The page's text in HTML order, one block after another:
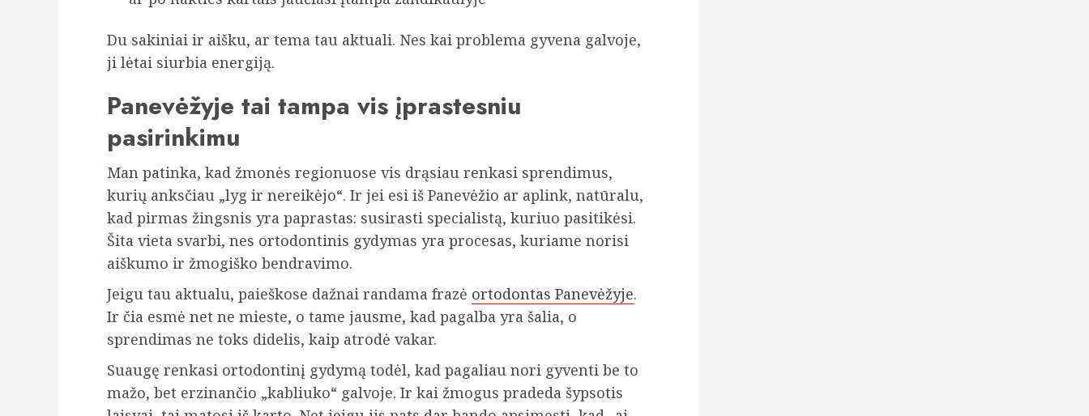
Du sakiniai ir aišku, ar tema tau aktuali. Nes kai problema gyvena galvoje,
ji lėtai siurbia energiją.
Panevėžyje tai tampa vis įprastesniu
pasirinkimu
Man patinka, kad žmonės regionuose vis drąsiau renkasi sprendimus,
kurių anksčiau „lyg ir nereikėjo“. Ir jei esi iš Panevėžio ar aplink, natūralu,
kad pirmas žingsnis yra paprastas: susirasti specialistą, kuriuo pasitikėsi.
Šita vieta svarbi, nes ortodontinis gydymas yra procesas, kuriame norisi
aiškumo ir žmogiško bendravimo.
Jeigu tau aktualu, paieškose dažnai randama frazė ortodontas Panevėžyje.
Ir čia esmė net ne mieste, o tame jausme, kad pagalba yra šalia, o
sprendimas ne toks didelis, kaip atrodė vakar.
Suaugę renkasi ortodontinį gydymą todėl, kad pagaliau nori gyventi be to
mažo, bet erzinančio „kabliuko“ galvoje. Ir kai žmogus pradeda šypsotis